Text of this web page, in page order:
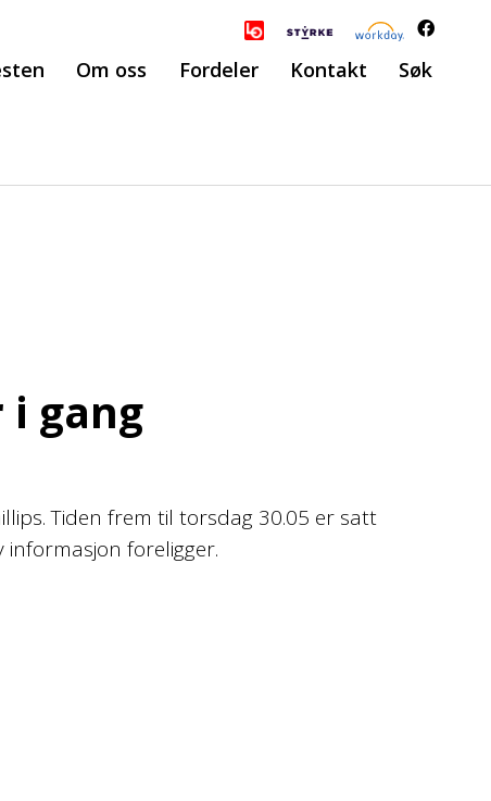
Om oss Fordeler Kontakt Søk
gang
Tiden frem til torsdag 30.05 er satt
foreligger.